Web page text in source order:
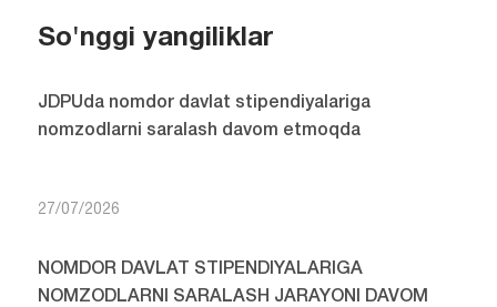
So'nggi yangiliklar
JDPUda nomdor davlat stipendiyalariga
nomzodlarni saralash davom etmoqda
27/07/2026
NOMDOR DAVLAT STIPENDIYALARIGA
NOMZODLARNI SARALASH JARAYONI DAVOM